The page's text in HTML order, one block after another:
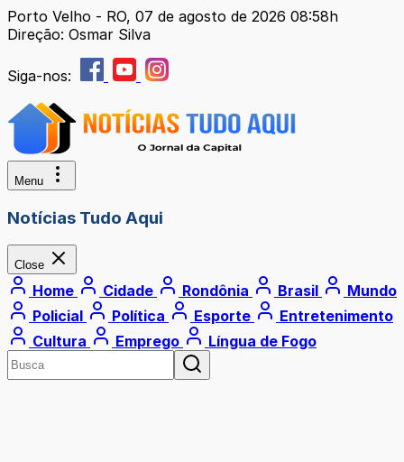
Porto Velho - RO, 07 de agosto de 2026 08:58h
Direção: Osmar Silva
Siga-nos:
Menu
Notícias Tudo Aqui
Close
Home Cidade Rondônia Brasil
Mundo
Policial
Política Esporte
Entretenimento
Cultura
Emprego Língua de Fogo